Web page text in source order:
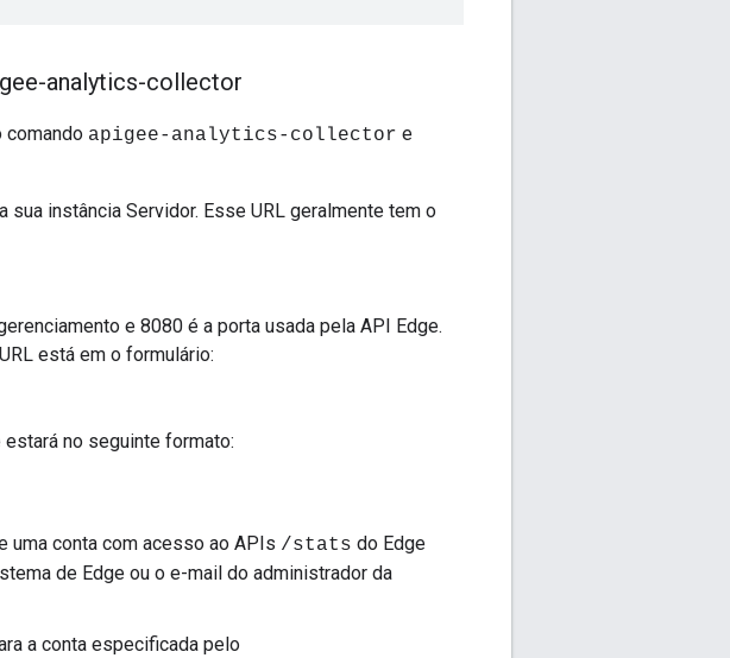
analytics-collector
comando apigee-analytics-collector e
sua instância Servidor. Esse URL geralmente tem o
e 8080 é a porta usada pela API Edge.
está em o formulário:
no seguinte formato:
uma conta com acesso ao APIs /stats do Edge
de Edge ou o e-mail do administrador da
a conta especificada pelo